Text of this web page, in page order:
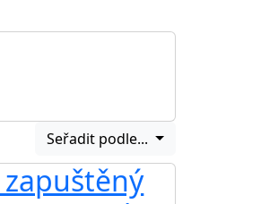
Seřadit podle...
zapuštěný